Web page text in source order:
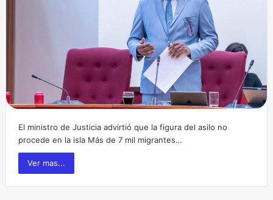
El ministro de Justicia advirtió que la figura del asilo no
procede en la isla Más de 7 mil migrantes…
Ver mas...